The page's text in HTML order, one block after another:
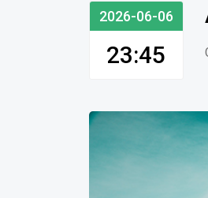
2026-06-06
23:45